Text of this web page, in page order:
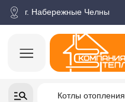
г. Набережные Челны
Котлы отопления
+7-937-778-33-11